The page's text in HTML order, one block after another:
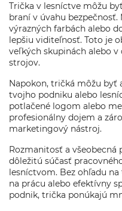
Trička v lesníctve môžu
braní v úvahu
výrazných farbách alebo
lepšiu viditeľnosť. Toto je
veľkých skupinách alebo
strojov.
Napokon, tričká môžu byť
tvojho podniku alebo
potlačené logom alebo
profesionálny dojem a
marketingový nástroj.
Rozmanitosť a
dôležitú súčasť
lesníctvom. Bez ohľadu
na prácu alebo efektívny
podnik, trička ponúkajú